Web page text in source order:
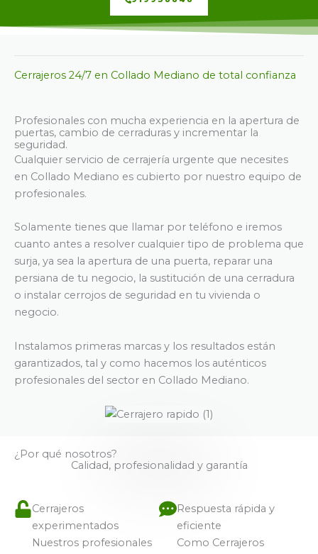
Cerrajeros 24/7 en Collado Mediano de total confianza
Profesionales con mucha experiencia en la apertura de
puertas, cambio de cerraduras y incrementar la
seguridad.
Cualquier servicio de cerrajería urgente que necesites
en Collado Mediano es cubierto por nuestro equipo de
profesionales.
Solamente tienes que llamar por teléfono e iremos
cuanto antes a resolver cualquier tipo de problema que
surja, ya sea la apertura de una puerta, reparar una
persiana de tu negocio, la sustitución de una cerradura
o instalar cerrojos de seguridad en tu vivienda o
negocio.
Instalamos primeras marcas y los resultados están
garantizados, tal y como hacemos los auténticos
profesionales del sector en Collado Mediano.
¿Por qué nosotros?
Calidad, profesionalidad y garantía
Cerrajeros
experimentados
Nuestros profesionales
Respuesta rápida y
eficiente
Como Cerrajeros